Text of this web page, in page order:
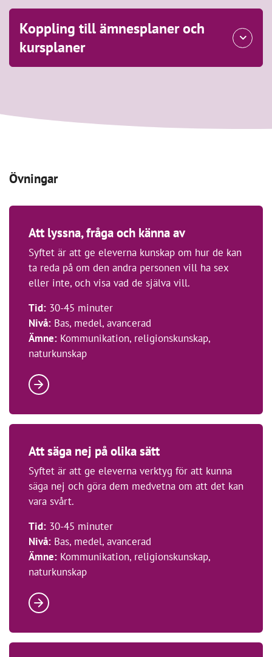
Koppling till ämnesplaner och
kursplaner
Övningar
Att lyssna, fråga och känna av
Syftet är att ge eleverna kunskap om hur de kan
ta reda på om den andra personen vill ha sex
eller inte, och visa vad de själva vill.
Tid: 30-45 minuter
Nivå: Bas, medel, avancerad
Ämne: Kommunikation, religionskunskap,
naturkunskap
Att säga nej på olika sätt
Syftet är att ge eleverna verktyg för att kunna
säga nej och göra dem medvetna om att det kan
vara svårt.
Tid: 30-45 minuter
Nivå: Bas, medel, avancerad
Ämne: Kommunikation, religionskunskap,
naturkunskap